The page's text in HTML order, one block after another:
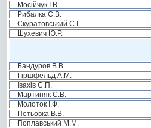
Мосійчук І.В.
Рибалка С.В.
Скуратовський С.І.
Шухевич Ю.Р.
Бандуров В.В.
Гіршфельд А.М.
Івахів С.П.
Мартиняк С.В.
Молоток І.Ф.
Петьовка В.В.
Поплавський М.М.